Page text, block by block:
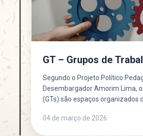
GT – Grupos de
Segundo o Projeto Político
Desembargador Amorim Lima,
(GTs) são espaços organizados
04 de março de 2026